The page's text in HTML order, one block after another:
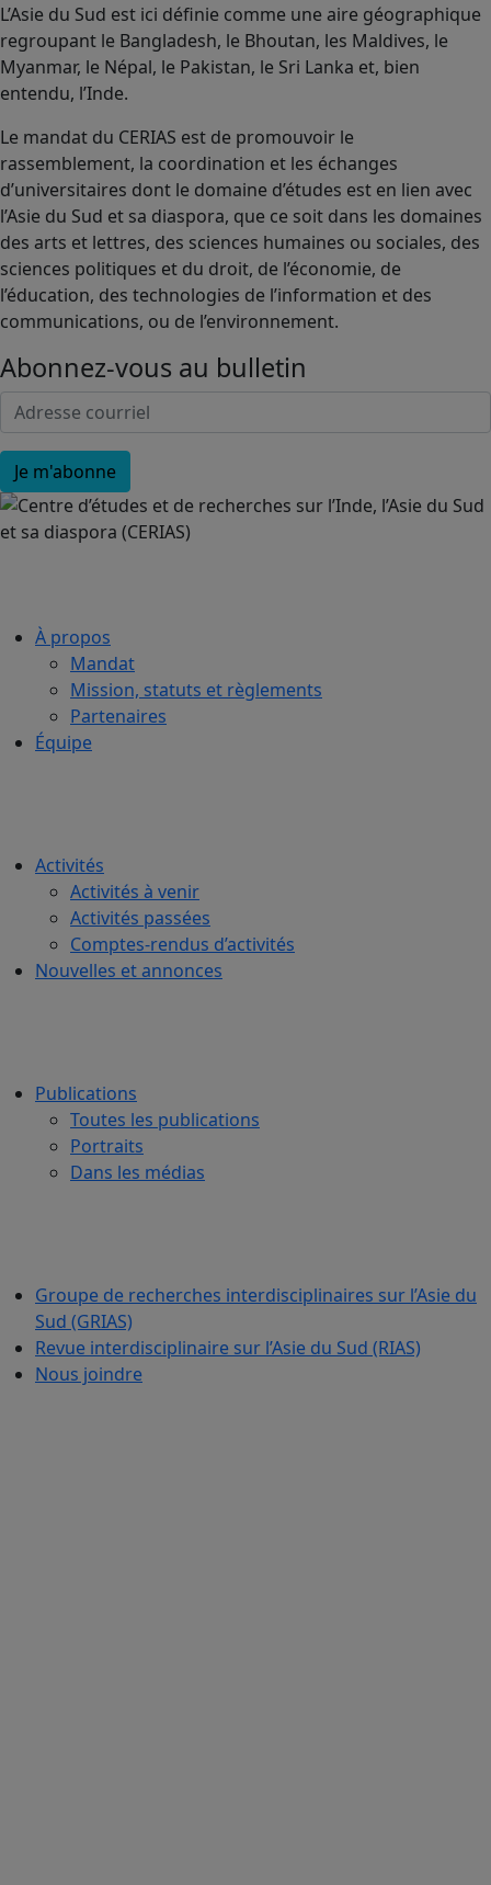
L’Asie du Sud est ici définie comme une aire géographique
regroupant le Bangladesh, le Bhoutan, les Maldives, le
Myanmar, le Népal, le Pakistan, le Sri Lanka et, bien
entendu, l’Inde.
Le mandat du CERIAS est de promouvoir le
rassemblement, la coordination et les échanges
d’universitaires dont le domaine d’études est en lien avec
l’Asie du Sud et sa diaspora, que ce soit dans les domaines
des arts et lettres, des sciences humaines ou sociales, des
sciences politiques et du droit, de l’économie, de
l’éducation, des technologies de l’information et des
communications, ou de l’environnement.
Abonnez-vous au bulletin
À propos
Mandat
Mission, statuts et règlements
Partenaires
Équipe
Activités
Activités à venir
Activités passées
Comptes-rendus d’activités
Nouvelles et annonces
Publications
Toutes les publications
Portraits
Dans les médias
Groupe de recherches interdisciplinaires sur l’Asie du
Sud (GRIAS)
Revue interdisciplinaire sur l’Asie du Sud (RIAS)
Nous joindre